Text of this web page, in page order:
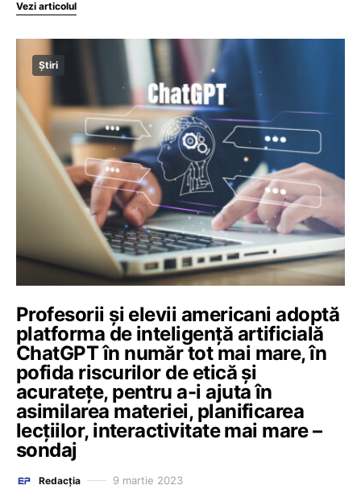
Vezi articolul
Știri
Profesorii și elevii americani adoptă
platforma de inteligență artificială
ChatGPT în număr tot mai mare, în
pofida riscurilor de etică și
acuratețe, pentru a-i ajuta în
asimilarea materiei, planificarea
lecțiilor, interactivitate mai mare –
sondaj
Redacția 9 martie 2023